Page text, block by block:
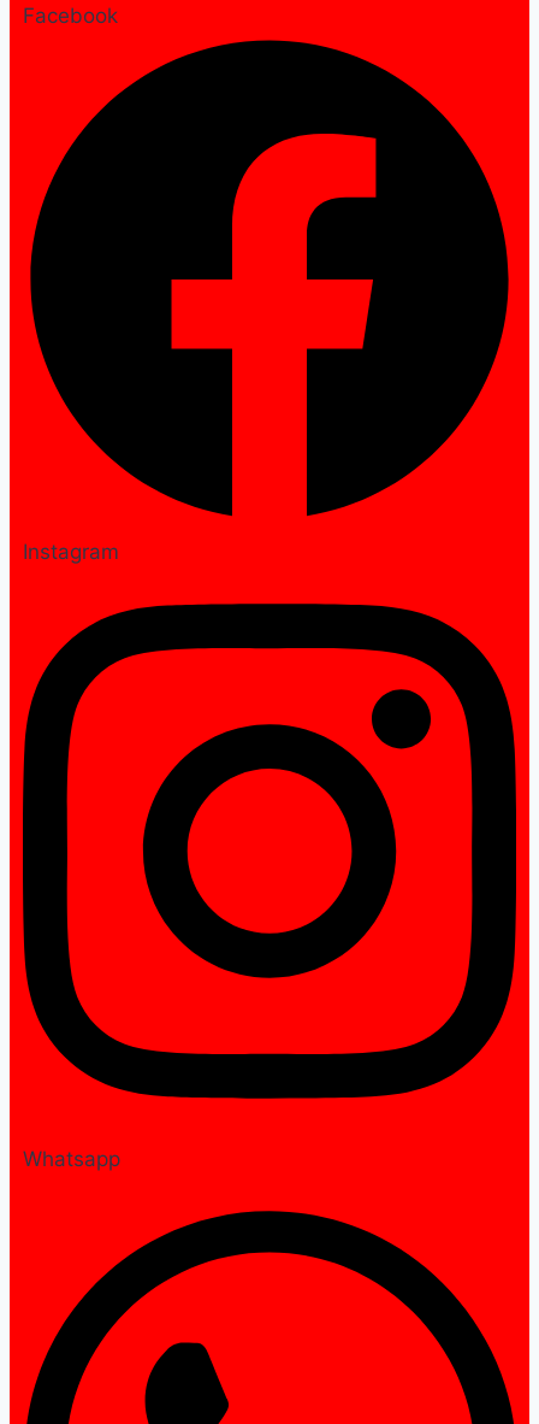
Facebook
Instagram
Whatsapp